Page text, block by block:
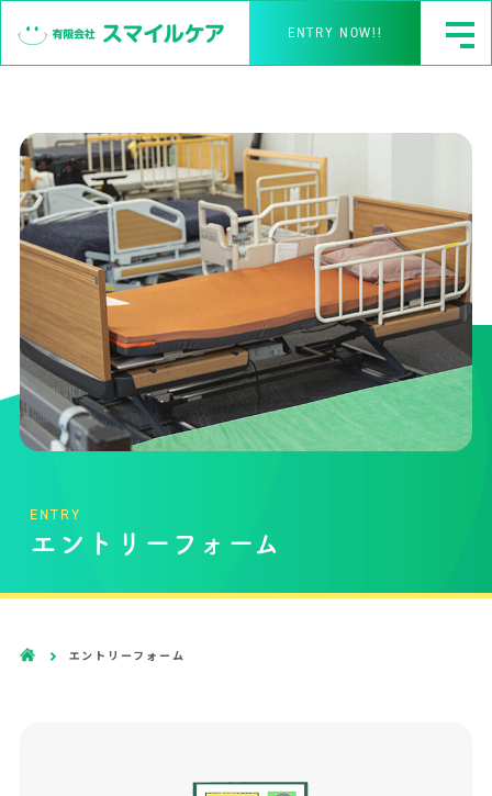
ENTRY NOW!!
ENTRY
エントリーフォーム
エントリーフォーム